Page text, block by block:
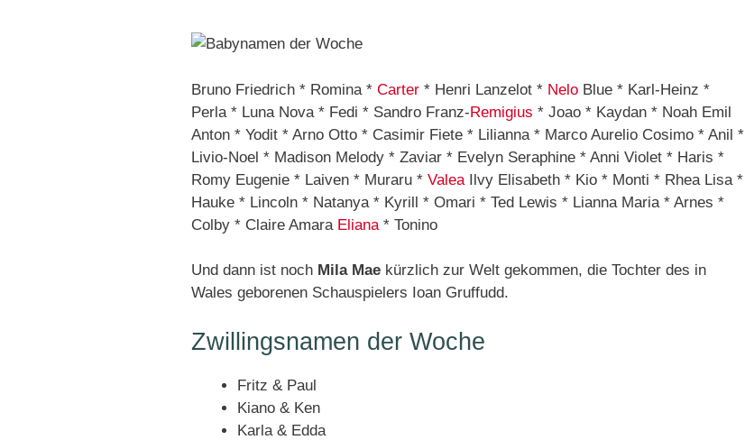
Bruno Friedrich * Romina * Carter * Henri Lanzelot * Nelo Blue * Karl-Heinz *
Perla * Luna Nova * Fedi * Sandro Franz-Remigius * Joao * Kaydan * Noah Emil
Anton * Yodit * Arno Otto * Casimir Fiete * Lilianna * Marco Aurelio Cosimo * Anil *
Livio-Noel * Madison Melody * Zaviar * Evelyn Seraphine * Anni Violet * Haris *
Romy Eugenie * Laiven * Muraru * Valea Ilvy Elisabeth * Kio * Monti * Rhea Lisa *
Hauke * Lincoln * Natanya * Kyrill * Omari * Ted Lewis * Lianna Maria * Arnes *
Colby * Claire Amara Eliana * Tonino
Und dann ist noch Mila Mae kürzlich zur Welt gekommen, die Tochter des in
Wales geborenen Schauspielers Ioan Gruffudd.
Zwillingsnamen der Woche
Fritz & Paul
Kiano & Ken
Karla & Edda